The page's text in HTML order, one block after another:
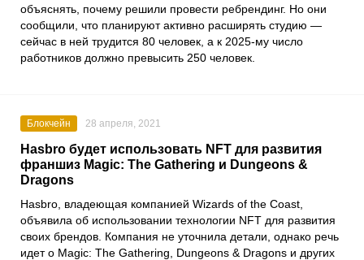
объяснять, почему решили провести ребрендинг. Но они
сообщили, что планируют активно расширять студию —
сейчас в ней трудится 80 человек, а к 2025-му число
работников должно превысить 250 человек.
Блокчейн 28 апреля, 2021
Hasbro будет использовать NFT для развития
франшиз Magic: The Gathering и Dungeons &
Dragons
Hasbro , владеющая компанией Wizards of the Coast
объявила об использовании технологии NFT для развития
своих брендов. Компания не уточнила детали, однако речь
идет о Magic: The Gathering Dungeons & Dragons и других